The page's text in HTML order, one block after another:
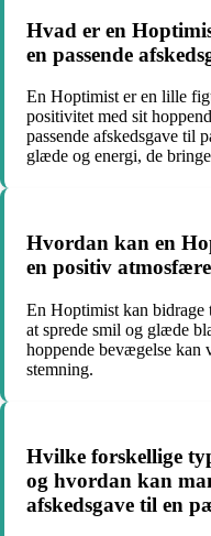
Hvad er en
en passende
En Hoptimist er en lille
positivitet med sit
passende afskedsgave til
glæde og energi, de
Hvordan kan en
en positiv
En Hoptimist kan bidrage
at sprede smil og glæde
hoppende bevægelse kan
stemning.
Hvilke forskellige
og hvordan kan
afskedsgave til en